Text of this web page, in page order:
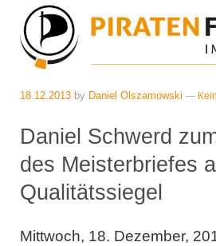
18.12.2013 by Daniel Olszamowski —
Daniel Schwerd
des Meisterbriefes
Qualitätssiegel
Mittwoch, 18. Dezember,